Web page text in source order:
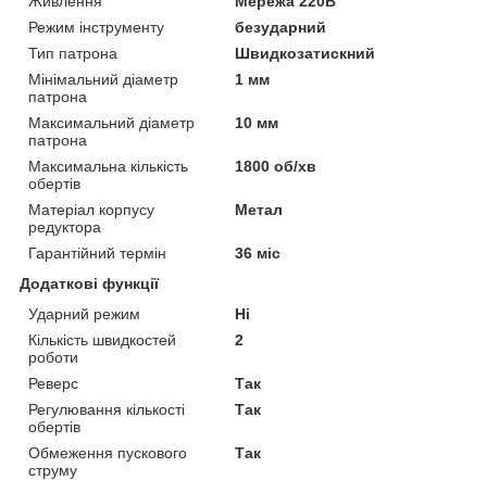
Режим інструменту
безударний
Тип патрона
Швидкозатискний
Мінімальний діаметр
патрона
1 мм
Максимальний діаметр
патрона
10 мм
Максимальна кількість
обертів
1800 об/хв
Матеріал корпусу
редуктора
Метал
Гарантійний термін
36 міс
Додаткові функції
Ударний режим
Ні
Кількість швидкостей
роботи
2
Реверс
Так
Регулювання кількості
обертів
Так
Обмеження пускового
струму
Так